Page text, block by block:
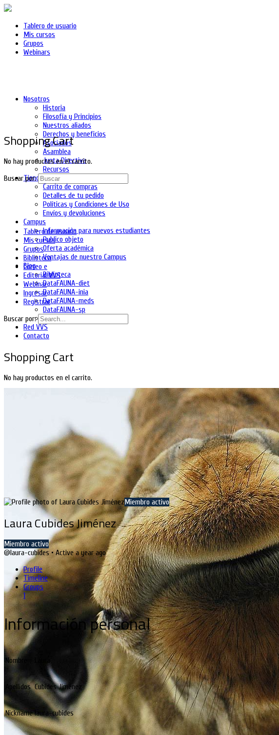
Tablero de usuario
Mis cursos
Grupos
Webinars
Nosotros
Historia
Filosofía y Principios
Nuestros aliados
Derechos y beneficios
Asociados
Asamblea
Junta Directiva
Recursos
Tienda
Carrito de compras
Detalles de tu pedido
Políticas y Condiciones de Uso
Envíos y devoluciones
Campus
Información para nuevos estudiantes
Publico objeto
Oferta académica
Ventajas de nuestro Campus
Blog
Biblioteca
DataFAUNA-diet
DataFAUNA-inia
DataFAUNA-meds
DataFAUNA-sp
DataFAUNA-Org
Red VVS
Contacto
Shopping Cart
No hay productos en el carrito.
Shopping Cart
No hay productos en el carrito.
Buscar por:
Tablero de usuario
Mis cursos
Grupos
Biblioteca
Correo e
Editorial VVS
Webinar
Ingresar
Registrar
Buscar por:
Miembro activo
Laura Cubides Jiménez
Miembro activo
@laura-cubides •Active a year ago
Profile
Timeline
Groups
1
Información personal
Nombre
Apellidos Cubides Jiménez
Nickname laura-cubides